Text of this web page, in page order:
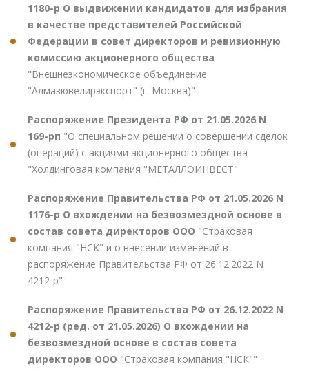
1180-р О выдвижении кандидатов для избрания
в качестве представителей Российской
Федерации в совет директоров и ревизионную
комиссию акционерного общества
"Внешнеэкономическое объединение
"Алмазювелирэкспорт" (г. Москва)"
Распоряжение Президента РФ от 21.05.2026 N
169-рп "О специальном решении о совершении сделок
(операций) с акциями акционерного общества
"Холдинговая компания "МЕТАЛЛОИНВЕСТ"
Распоряжение Правительства РФ от 21.05.2026 N
1176-р О вхождении на безвозмездной основе в
состав совета директоров ООО "Страховая
компания "НСК" и о внесении изменений в
распоряжение Правительства РФ от 26.12.2022 N
4212-р"
Распоряжение Правительства РФ от 26.12.2022 N
4212-р (ред. от 21.05.2026) О вхождении на
безвозмездной основе в состав совета
директоров ООО "Страховая компания "НСК""